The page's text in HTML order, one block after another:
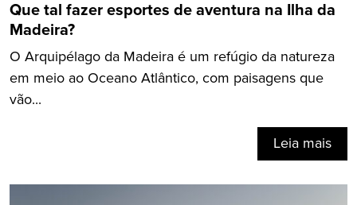
Que tal fazer esportes de aventura na Ilha da
Madeira?
O Arquipélago da Madeira é um refúgio da natureza
em meio ao Oceano Atlântico, com paisagens que
vão...
Leia mais